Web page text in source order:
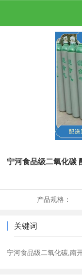
宁河食品级二氧化碳
产品规格：
关键词
宁河食品级二氧化碳,南